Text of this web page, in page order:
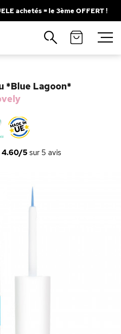
achetés = le 3ème OFFERT !
*Blue Lagoon*
4.60/5sur 5 avis
Fermer
populaires
Brumes